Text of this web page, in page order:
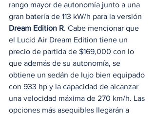
rango mayor de autonomía junto a una
gran batería de 113 kW/h para la versión
Dream Edition R. Cabe mencionar que
el Lucid Air Dream Edition tiene un
precio de partida de $169,000 con lo
que además de su autonomía, se
obtiene un sedán de lujo bien equipado
con 933 hp y la capacidad de alcanzar
una velocidad máxima de 270 km/h. Las
opciones más asequibles llegarán a